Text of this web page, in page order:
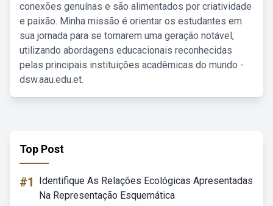
conexões genuínas e são alimentados por criatividade
e paixão. Minha missão é orientar os estudantes em
sua jornada para se tornarem uma geração notável,
utilizando abordagens educacionais reconhecidas
pelas principais instituições acadêmicas do mundo -
dsw.aau.edu.et.
Top Post
#1
Identifique As Relações Ecológicas Apresentadas
Na Representação Esquemática